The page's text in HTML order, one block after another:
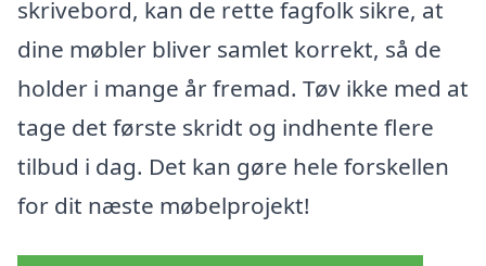
skrivebord, kan de rette fagfolk sikre, at
dine møbler bliver samlet korrekt, så de
holder i mange år fremad. Tøv ikke med at
tage det første skridt og indhente flere
tilbud i dag. Det kan gøre hele forskellen
for dit næste møbelprojekt!